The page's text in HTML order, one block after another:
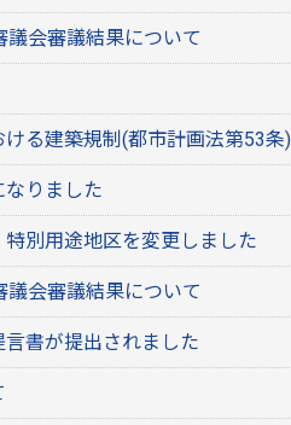
会審議結果について
る建築規制(都市計画法第53条)
りました
別用途地区を変更しました
会審議結果について
書が提出されました